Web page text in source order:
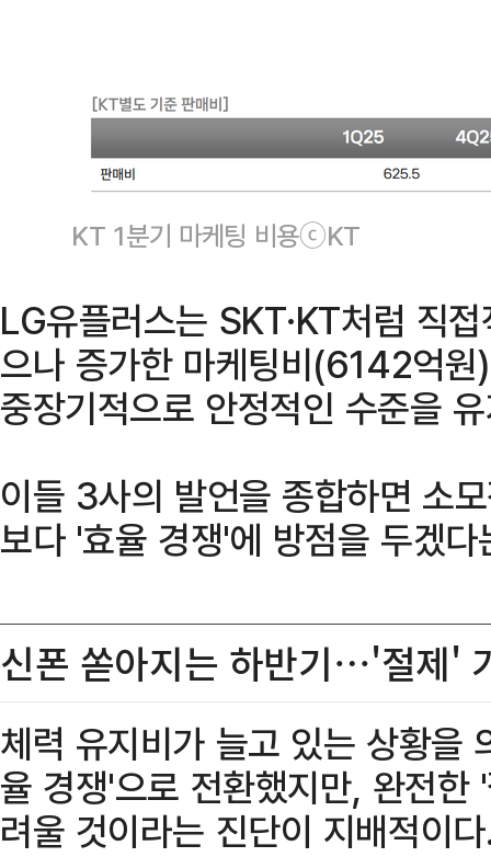
KT 1분기 마케팅 비용ⓒKT
LG유플러스는 SKT·KT처럼 직
으나 증가한 마케팅비(6142억
중장기적으로 안정적인 수준을
이들 3사의 발언을 종합하면 소
보다 '효율 경쟁'에 방점을 두겠
신폰 쏟아지는 하반기…'절제'
체력 유지비가 늘고 있는 상황을
율 경쟁'으로 전환했지만, 완전한
려울 것이라는 진단이 지배적이